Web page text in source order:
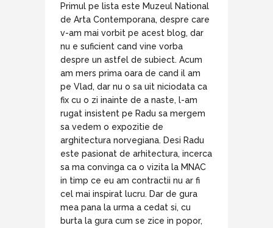
Primul pe lista este Muzeul National
de Arta Contemporana, despre care
v-am mai vorbit pe acest blog, dar
nu e suficient cand vine vorba
despre un astfel de subiect. Acum
am mers prima oara de cand il am
pe Vlad, dar nu o sa uit niciodata ca
fix cu o zi inainte de a naste, l-am
rugat insistent pe Radu sa mergem
sa vedem o expozitie de
arghitectura norvegiana. Desi Radu
este pasionat de arhitectura, incerca
sa ma convinga ca o vizita la MNAC
in timp ce eu am contractii nu ar fi
cel mai inspirat lucru. Dar de gura
mea pana la urma a cedat si, cu
burta la gura cum se zice in popor,